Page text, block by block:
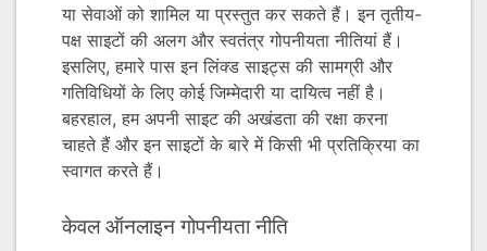
या सेवाओं को शामिल या प्रस्तुत कर सकते हैं। इन तृतीय-
पक्ष साइटों की अलग और स्वतंत्र गोपनीयता नीतियां हैं।
इसलिए, हमारे पास इन लिंक्ड साइट्स की सामग्री और
गतिविधियों के लिए कोई जिम्मेदारी या दायित्व नहीं है।
बहरहाल, हम अपनी साइट की अखंडता की रक्षा करना
चाहते हैं और इन साइटों के बारे में किसी भी प्रतिक्रिया का
स्वागत करते हैं।
केवल ऑनलाइन गोपनीयता नीति